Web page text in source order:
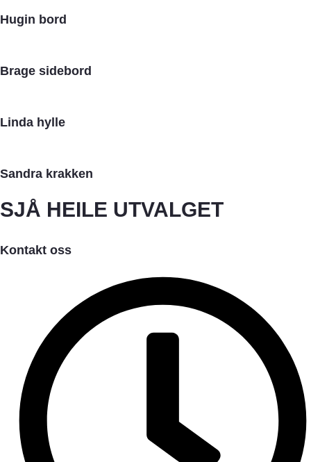
Hugin bord
Brage sidebord
Linda hylle
Sandra krakken
SJÅ HEILE UTVALGET
Kontakt oss